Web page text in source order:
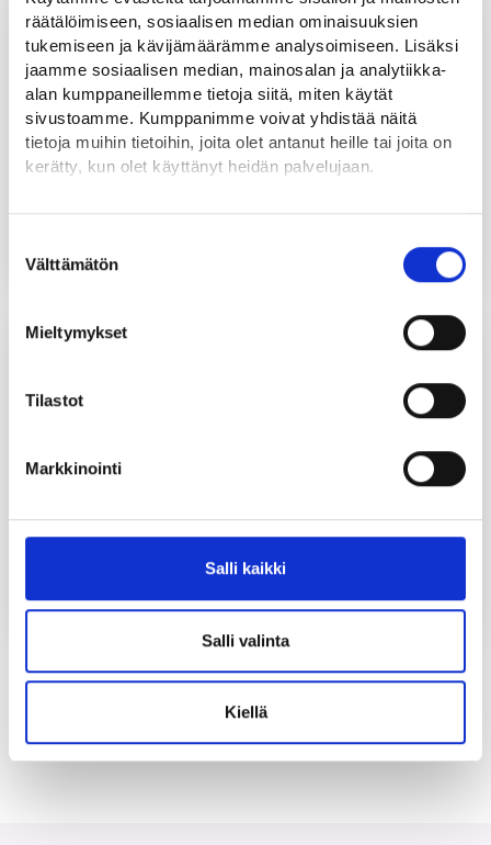
räätälöimiseen, sosiaalisen median ominaisuuksien
tukemiseen ja kävijämäärämme analysoimiseen. Lisäksi
jaamme sosiaalisen median, mainosalan ja analytiikka-
alan kumppaneillemme tietoja siitä, miten käytät
sivustoamme. Kumppanimme voivat yhdistää näitä
tietoja muihin tietoihin, joita olet antanut heille tai joita on
kerätty, kun olet käyttänyt heidän palvelujaan.
Löydät tietoa evästeiden käyttötarkoituksista
Lue tarkemmin
valinta
Välttämätön
Mieltymykset
Tilastot
Markkinointi
Salli kaikki
Salli valinta
Kiellä
3.7.2026
UUTINEN
2.7.2026
Työnantajan on nyt aiempaa helpompi saada
UUTINEN
Katso kaikki